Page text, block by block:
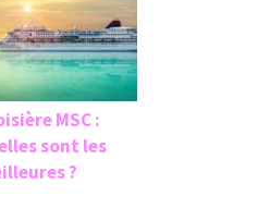
MSC :
sont les
?